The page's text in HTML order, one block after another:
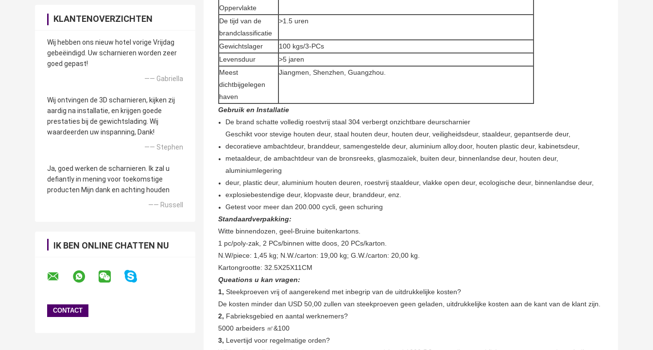
KLANTENOVERZICHTEN
Wij hebben ons nieuw hotel vorige Vrijdag
gebeëindigd. Uw scharnieren worden zeer
goed gepast!
—— Gabriella
Wij ontvingen de 3D scharnieren, kijken zij
aardig na installatie, en krijgen goede
prestaties bij de gewichtslading. Wij
waardeerden uw inspanning, Dank!
—— Stephen
Ja, goed werken de scharnieren. Ik zal u
defiantly in mening voor toekomstige
producten Mijn dank en achting houden
—— Russell
IK BEN ONLINE CHATTEN NU
Oppervlakte
De tijd van de
brandclassificatie
>1.5 uren
Gewichtslager
100 kgs/3-PCs
Levensduur
>5 jaren
Meest
dichtbijgelegen
haven
Jiangmen, Shenzhen, Guangzhou.
Gebruik en Installatie
De brand schatte volledig roestvrij staal 304 verbergt onzichtbare deurscharnier
Geschikt voor stevige houten deur, staal houten deur, houten deur, veiligheidsdeur, staaldeur, gepantserde deur,
decoratieve ambachtdeur, branddeur, samengestelde deur, aluminium alloy.door, houten plastic deur, kabinetsdeur,
metaaldeur, de ambachtdeur van de bronsreeks, glasmozaïek, buiten deur, binnenlandse deur, houten deur,
aluminiumlegering
deur, plastic deur, aluminium houten deuren, roestvrij staaldeur, vlakke open deur, ecologische deur, binnenlandse deur,
explosiebestendige deur, klopvaste deur, branddeur, enz.
Getest voor meer dan 200.000 cycli, geen schuring
Standaardverpakking:
Witte binnendozen, geel-Bruine buitenkartons.
1 pc/poly-zak, 2 PCs/binnen witte doos, 20 PCs/karton.
N.W/piece: 1,45 kg; N.W./carton: 19,00 kg; G.W./carton: 20,00 kg.
Kartongrootte: 32.5X25X11CM
Queations u kan vragen:
1, Steekproeven vrij of aangerekend met inbegrip van de uitdrukkelijke kosten?
De kosten minder dan USD 50,00 zullen van steekproeven geen geladen, uitdrukkelijke kosten aan de kant van de klant zijn.
2, Fabrieksgebied en aantal werknemers?
5000 arbeiders ㎡&100
3, Levertijd voor regelmatige orden?